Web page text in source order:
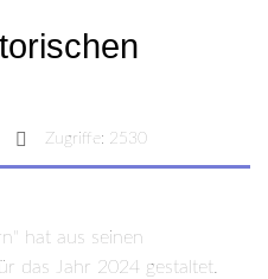
Zugriffe: 2530
hat aus seinen
das Jahr 2024 gestaltet.